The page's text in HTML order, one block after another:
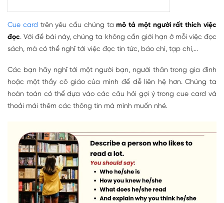
Cue card trên yêu cầu chúng tamô tả một người rất thích việc
đọc. Với đề bài này, chúng ta không cần giới hạn ở mỗi việc đọc
sách, mà có thể nghĩ tới việc đọc tin tức, báo chí, tạp chí,...
Các bạn hãy nghĩ tới một người bạn, người thân trong gia đình
hoặc một thầy cô giáo của mình để dễ liên hệ hơn. Chúng ta
hoàn toàn có thể dựa vào các câu hỏi gợi ý trong cue card và
thoải mái thêm các thông tin mà mình muốn nhé.